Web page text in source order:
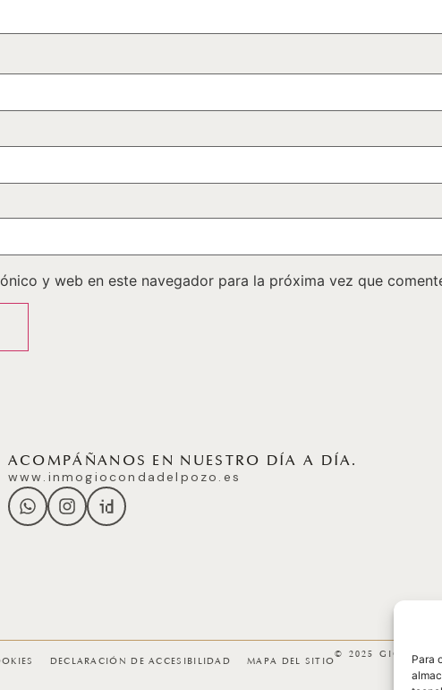
Para
y web en este navegador para la próxima vez que
ACOMPÁÑANOS EN NUESTRO DÍA A DÍA.
www.inmogiocondadelpozo.es
DECLARACIÓN DE ACCESIBILIDAD MAPA DEL SITIO
© 2025 GICONDA